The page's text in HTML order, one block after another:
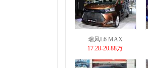
瑞风L6 MAX
17.28-20.88万